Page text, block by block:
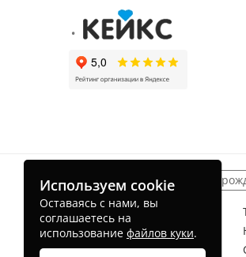
Детские торты На день
Торт для мальчика
На рождение ребенка
Без мастики
Используем cookie
Оставаясь с нами, вы
соглашаетесь на
использование файлов куки.